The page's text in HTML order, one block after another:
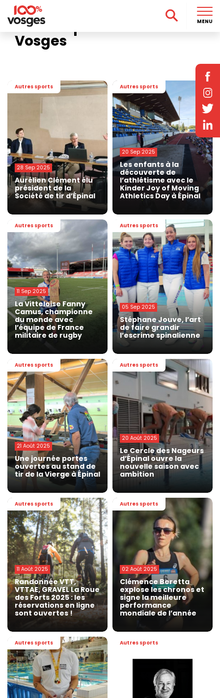
Accueil>
Autres sports dans les
Vosges
Autres sports
28 Sep 2025
Aurélien Clément élu
président de la
Société de tir d’Épinal
Autres sports
20 Sep 2025
Les enfants à la
découverte de
l’athlétisme avec le
Kinder Joy of Moving
Athletics Day à Épinal
Autres sports
11 Sep 2025
La Vitteloise Fanny
Camus, championne
du monde avec
l’équipe de France
militaire de rugby
Autres sports
05 Sep 2025
Stéphane Jouve, l’art
de faire grandir
l’escrime spinalienne
Autres sports
21 Août 2025
Une journée portes
ouvertes au stand de
tir de la Vierge à Épinal
Autres sports
20 Août 2025
Le Cercle des Nageurs
d’Épinal ouvre la
nouvelle saison avec
ambition
Autres sports
11 Août 2025
Randonnée VTT,
VTTAE, GRAVEL La Roue
des Forts 2025 : les
réservations en ligne
sont ouvertes !
Autres sports
02 Août 2025
Clémence Beretta
explose les chronos et
signe la meilleure
performance
mondiale de l’année
Autres sports Autres sports
MENU